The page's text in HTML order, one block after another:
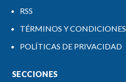
RSS
TÉRMINOS Y CONDICIONES
POLÍTICAS DE PRIVACIDAD
SECCIONES